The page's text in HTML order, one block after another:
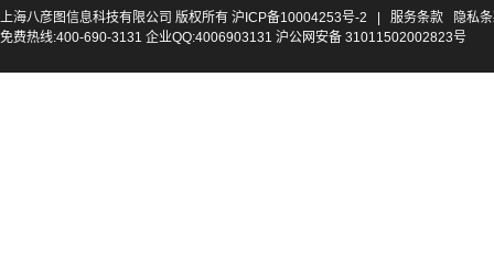
上海八彦图信息科技有限公司 版权所有 沪ICP备10004253号-2 服务条款
隐私
免费热线:400-690-3131 企业QQ:4006903131 沪公网安备 31011502002823号